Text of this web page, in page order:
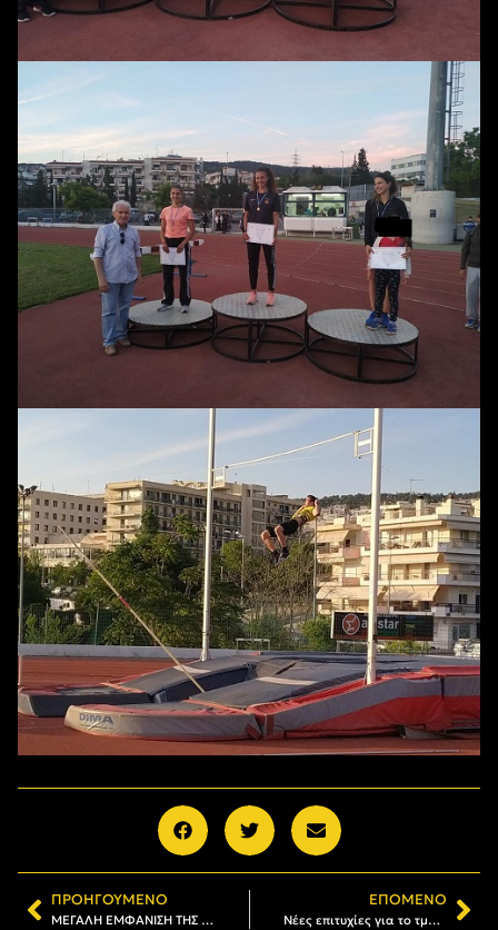
ΠΡΟΗΓΟΎΜΕΝΟ
ΜΕΓΑΛΗ ΕΜΦΑΝΙΣΗ ΤΗΣ Κ16 ΣΤΟ ΔΙΑΣΥΛΛΟΓΙΚΟ ΠΡΩΤΑΘΛΗΜΑ ΣΤΙΒΟΥ
ΕΠΌΜΕΝΟ
Νέες επιτυχίες για το τμήμα Στίβου!